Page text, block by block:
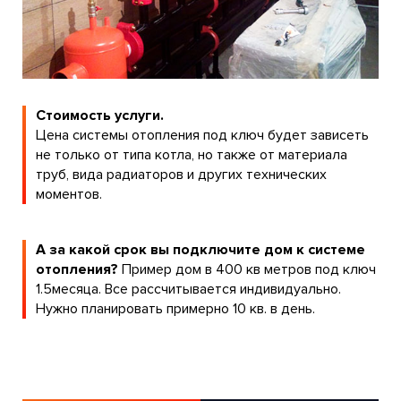
Стоимость услуги.
Цена системы отопления под ключ будет зависеть
не только от типа котла, но также от материала
труб, вида радиаторов и других технических
моментов.
А за какой срок вы подключите дом к системе
отопления? Пример дом в 400 кв метров под ключ
1.5месяца. Все рассчитывается индивидуально.
Нужно планировать примерно 10 кв. в день.